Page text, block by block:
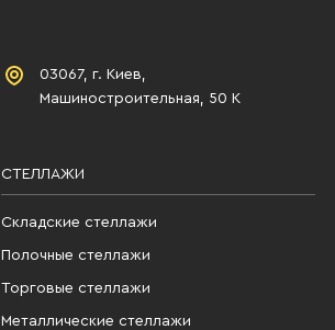
03067, г. Киев,
Машиностроительная, 50 К
СТЕЛЛАЖИ
Складские стеллажи
Полочные стеллажи
Торговые стеллажи
Металлические стеллажи